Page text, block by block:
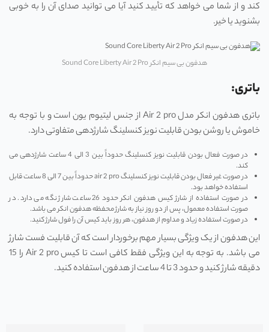
کند و از شما می‌ خواهد که تأیید کنید آیا می ‌توانید صدای آن را به خوبی
بشنوید یا خیر.
هدفون بی سیم انکر Sound Core Liberty Air 2 Pro
باتری:
باتری هدفون انکر مدل Air 2 pro از جنس لیتیوم یون است و با توجه به
خاموش یا روشن بودن قابلیت نویز کنسلینگ شارژدهی متفاوتی دارد.
در صورت فعال بودن قابلیت نویز کنسلینگ حدوداً بین 3 الی 4 ساعت شارژدهی می
کند.
در صورت غیر فعال بودن قابلیت نویز کنسلینگ air 2 pro حدوداً بین 7 الی 8 ساعت قابل
استفاده خواهد بود.
در صورت استفاده از شارژ کیس هدفون انکر حدود 26 ساعت شارژ نگه می دارد. در
صورت استفاده معمول، پس از دو روز نیاز به شارژ محفظه هدفون انکر می باشد.
در صورت استفاده زیاد و مداوم از هدفون، هر روز باید کیس آن را فول شارژ کنید.
این هدفون از یک ویژگی بسیار مهم برخوردار است که آن قابلیت فست شارژ
می باشد. به توجه به این ویژگی فقط کافی است تا کیس Air 2 pro را 15
دقیقه شارژ کنید و حدود 3 تا 4 ساعت از هدفون استفاده کنید.